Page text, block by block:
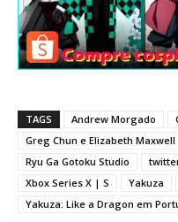
TAGS Andrew Morgado
Greg Chun e Elizabeth Maxwell
Ryu Ga Gotoku Studio
Xbox Series X | S
Yakuza
Yakuza: Like a Dragon em